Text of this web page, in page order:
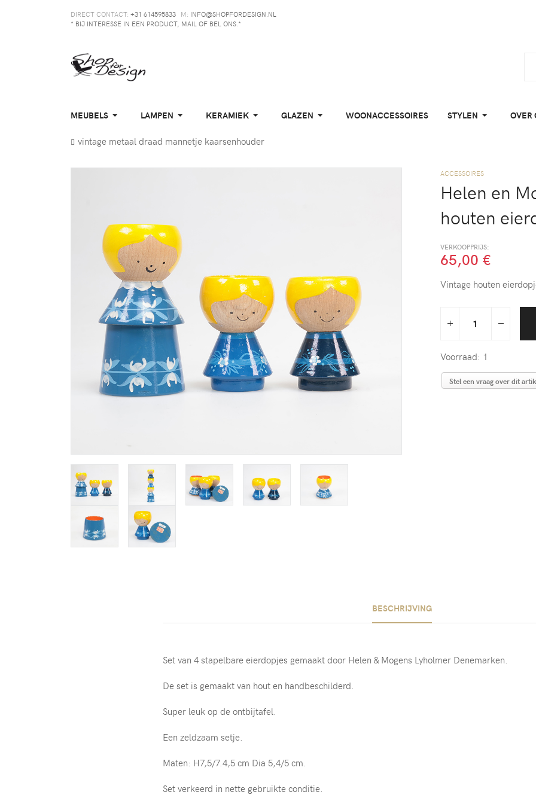
DIRECT CONTACT: +31 614595833 M: INFO@SHOPFORDESIGN.NL
* BIJ INTERESSE IN EEN PRODUCT, MAIL OF BEL ONS.*
MEUBELS LAMPEN KERAMIEK GLAZEN WOONACCESSOIRES STYLEN OVER
vintage metaal draad mannetje kaarsenhouder
ACCESSOIRES
Helen en
houten
VERKOOPPRIJS:
65,00 €
Vintage houten
Voorraad: 1
Stel een vraag over dit
BESCHRIJVING
Set van 4 stapelbare eierdopjes gemaakt door Helen & Mogens Lyholmer Denemarken.
De set is gemaakt van hout en handbeschilderd.
Super leuk op de ontbijtafel.
Een zeldzaam setje.
Maten: H7,5/7.4,5 cm Dia 5,4/5 cm.
Set verkeerd in nette gebruikte conditie.